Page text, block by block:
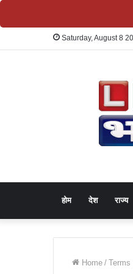
Saturday, August 8
होम देश राज्य
Home / Terms